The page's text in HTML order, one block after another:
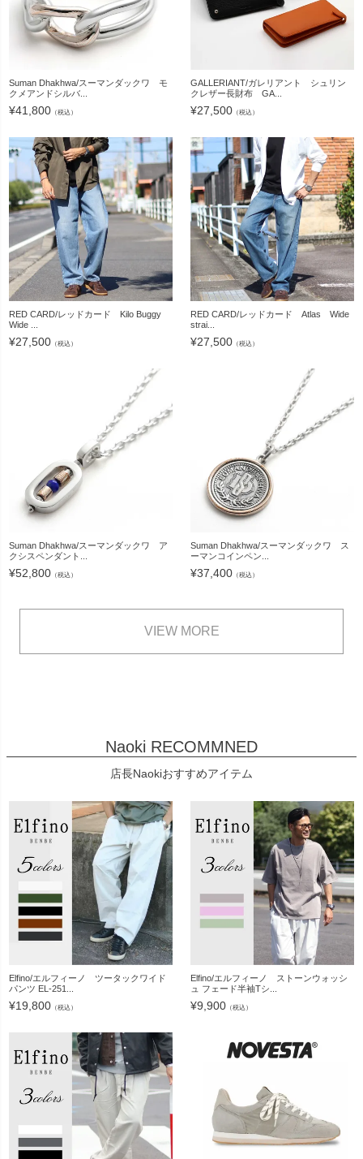
Suman Dhakhwa/スーマンダックワ モ
クメアンドシルバ...
¥41,800 （税込）
GALLERIANT/ガレリアント シュリン
クレザー長財布 GA...
¥27,500 （税込）
RED CARD/レッドカード Kilo Buggy
Wide ...
¥27,500 （税込）
RED CARD/レッドカード Atlas Wide
strai...
¥27,500 （税込）
Suman Dhakhwa/スーマンダックワ ア
クシスペンダント...
¥52,800 （税込）
Suman Dhakhwa/スーマンダックワ ス
ーマンコインペン...
¥37,400 （税込）
VIEW MORE
Naoki RECOMMNED
店長Naokiおすすめアイテム
Elfino/エルフィーノ ツータックワイド
パンツ EL-251...
¥19,800 （税込）
Elfino/エルフィーノ ストーンウォッシ
ュ フェード半袖Tシ...
¥9,900 （税込）